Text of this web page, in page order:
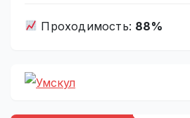
Проходимость: 88%